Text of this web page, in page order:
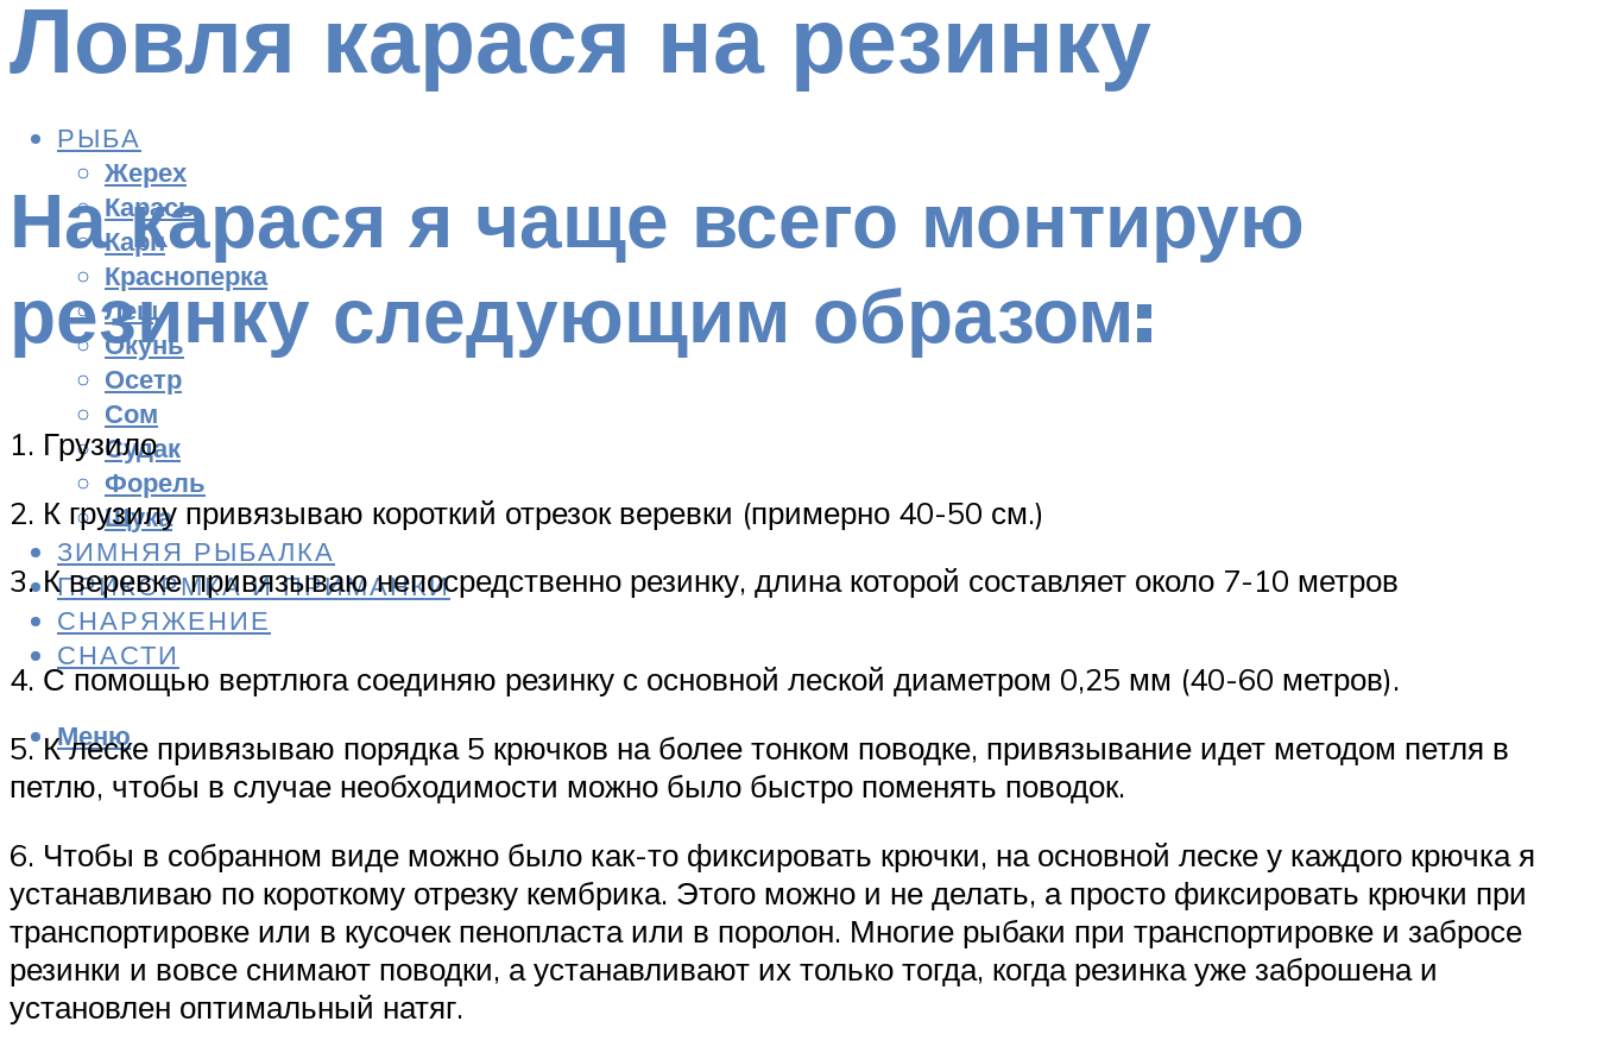
РЫБА
Жерех
Карась
Карп
Красноперка
Лещ
Окунь
Осетр
Сом
Судак
Форель
Щука
ЗИМНЯЯ РЫБАЛКА
ПРИКОРМКА И ПРИМАНКИ
СНАРЯЖЕНИЕ
СНАСТИ
Меню
Ловля карася на резинку
На карася я чаще всего монтирую
резинку следующим образом:
1. Грузило
2. К грузилу привязываю короткий отрезок веревки (примерно 40-50 см.)
3. К веревке привязываю непосредственно резинку, длина которой составляет около 7-10 метров
4. С помощью вертлюга соединяю резинку с основной леской диаметром 0,25 мм (40-60 метров).
5. К леске привязываю порядка 5 крючков на более тонком поводке, привязывание идет методом петля в
петлю, чтобы в случае необходимости можно было быстро поменять поводок.
6. Чтобы в собранном виде можно было как-то фиксировать крючки, на основной леске у каждого крючка я
устанавливаю по короткому отрезку кембрика. Этого можно и не делать, а просто фиксировать крючки при
транспортировке или в кусочек пенопласта или в поролон. Многие рыбаки при транспортировке и забросе
резинки и вовсе снимают поводки, а устанавливают их только тогда, когда резинка уже заброшена и
установлен оптимальный натяг.